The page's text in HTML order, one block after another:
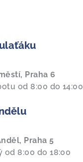
Praha 6
od 8:00 do 14:00
Praha 5
od 8:00 do 18:00